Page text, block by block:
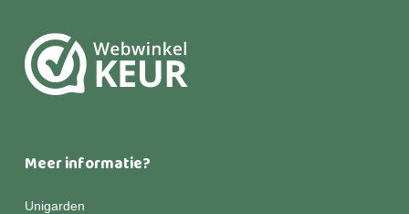
Meer informatie?
Unigarden